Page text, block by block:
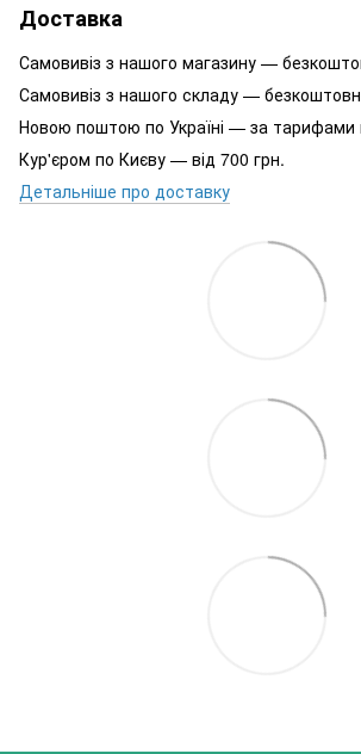
Доставка
Самовивіз з нашого магазину —
Самовивіз з нашого складу —
Новою поштою по Україні — за тарифами
Кур'єром по Києву — від 700 грн.
Детальніше про доставку